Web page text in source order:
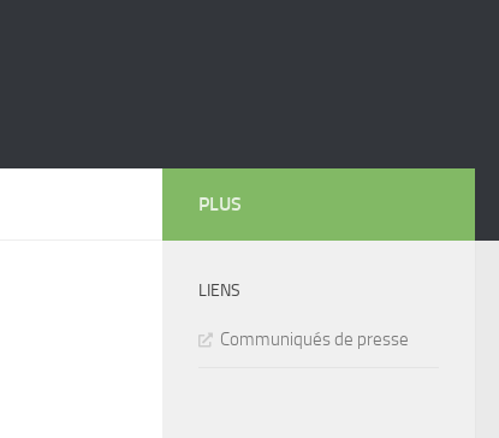
PLUS
LIENS
Communiqués de presse